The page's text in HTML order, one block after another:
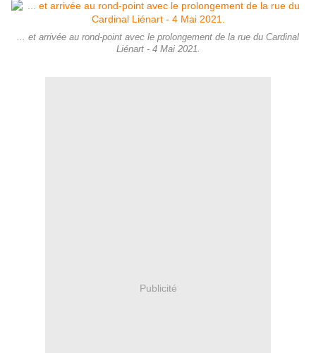
... et arrivée au rond-point avec le prolongement de la rue du Cardinal
Liénart - 4 Mai 2021.
Publicité